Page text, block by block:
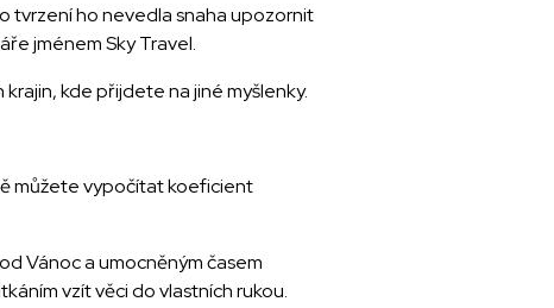
tvrzení ho nevedla snaha upozornit
jménem Sky Travel.
kde přijdete na jiné myšlenky.
můžete vypočítat koeficient
Vánoc a umocněným časem
vzít věci do vlastních rukou.